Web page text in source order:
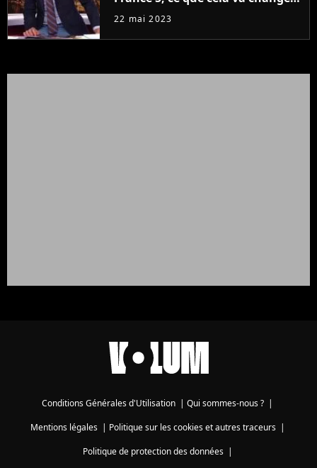
à la rentrée
22 mai 2023
Conditions Générales d'Utilisation | Qui sommes-nous ? |
Mentions légales| Politique sur les cookies et autres traceurs|
Politique de protection des données|